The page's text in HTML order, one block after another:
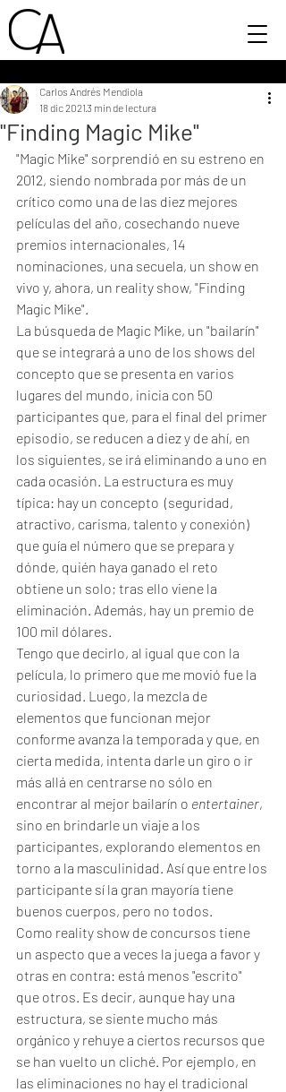
"Finding Magic Mike"
Carlos Andrés Mendiola
18 dic 20213 min de lectura
"Magic Mike" sorprendió en su estreno en
2012, siendo nombrada por más de un
crítico como una de las diez mejores
películas del año, cosechando nueve
premios internacionales, 14
nominaciones, una secuela, un show en
vivo y, ahora, un reality show, "Finding
Magic Mike".
La búsqueda de Magic Mike, un "bailarín"
que se integrará a uno de los shows del
concepto que se presenta en varios
lugares del mundo, inicia con 50
participantes que, para el final del primer
episodio, se reducen a diez y de ahí, en
los siguientes, se irá eliminando a uno en
cada ocasión. La estructura es muy
típica: hay un concepto  (seguridad,
atractivo, carisma, talento y conexión)
que guía el número que se prepara y
dónde, quién haya ganado el reto
obtiene un solo; tras ello viene la
eliminación. Además, hay un premio de
100 mil dólares.
Tengo que decirlo, al igual que con la
película, lo primero que me movió fue la
curiosidad. Luego, la mezcla de
elementos que funcionan mejor
conforme avanza la temporada y que, en
cierta medida, intenta darle un giro o ir
más allá en centrarse no sólo en
encontrar al mejor bailarín o entertainer,
sino en brindarle un viaje a los
participantes, explorando elementos en
torno a la masculinidad. Así que entre los
participante sí la gran mayoría tiene
buenos cuerpos, pero no todos.
Como reality show de concursos tiene
un aspecto que a veces la juega a favor y
otras en contra: está menos "escrito"
que otros. Es decir, aunque hay una
estructura, se siente mucho más
orgánico y rehuye a ciertos recursos que
se han vuelto un cliché. Por ejemplo, en
las eliminaciones no hay el tradicional